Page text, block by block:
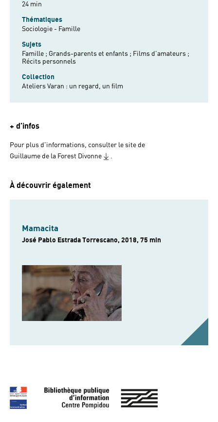
24 min
Thématiques
Sociologie - Famille
Sujets
Famille ; Grands-parents et enfants ; Films d'amateurs ;
Récits personnels
Collection
Ateliers Varan : un regard, un film
+ d'infos
Pour plus d'informations, consulter le site de
Guillaume de la Forest Divonne
.
À découvrir également
Mamacita
José Pablo Estrada Torrescano, 2018, 75 min